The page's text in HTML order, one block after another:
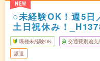
NEW
○未経験OK！週5日
土日祝休み！
職種未経験OK 交通費別途支
派遣